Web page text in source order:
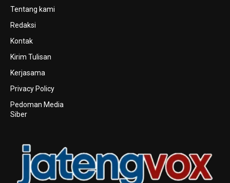
Tentang kami
Redaksi
Kontak
Kirim Tulisan
Kerjasama
Privacy Policy
Pedoman Media
Siber